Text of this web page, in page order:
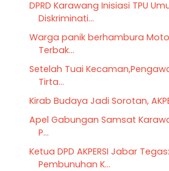
DPRD Karawang Inisiasi TPU
Diskriminati...
Warga panik berhambura
Terbak...
Setelah Tuai
Tirta...
Kirab Budaya Jadi Sorotan,
Apel Gabungan Samsat
P...
Ketua DPD AKPERSI Jabar
Pembunuhan K...